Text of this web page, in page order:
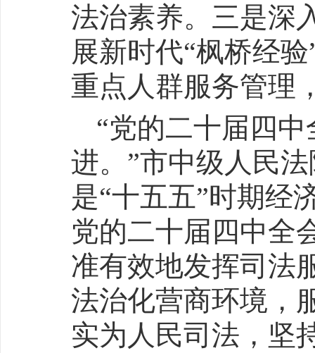
法治素养。三是深
展新时代“枫桥经
重点人群服务管理
“党的二十届四
进。”市中级人民
是“十五五”时期经
党的二十届四中全
准有效地发挥司法
法治化营商环境，
实为人民司法，坚